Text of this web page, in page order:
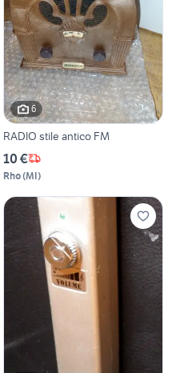
6
RADIO stile antico FM
10 €
Rho(MI)